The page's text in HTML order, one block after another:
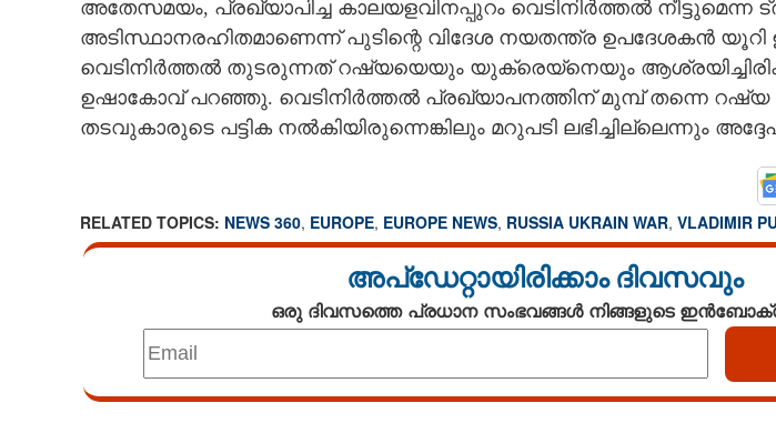
അതേസമയം, പ്രഖ്യാപിച്ച കാലയളവിനപ്പുറം വെടിനിർത്തൽ നീട്ടുമെന്ന
അടിസ്ഥാനരഹിതമാണെന്ന് പുടിന്റെ വിദേശ നയതന്ത്ര ഉപദേശകൻ
വെടിനിർത്തൽ തുടരുന്നത് റഷ്യയെയും യുക്രെയ്‌നെയും
ഉഷാകോവ് പറഞ്ഞു. വെടിനിർത്തൽ പ്രഖ്യാപനത്തിന് മുമ്പ് തന്നെ
തടവുകാരുടെ പട്ടിക നൽകിയിരുന്നെങ്കിലും മറുപടി ലഭിച്ചില്ലെന്നും
RELATED TOPICS: NEWS 360, EUROPE, EUROPE NEWS, RUSSIA UKRAIN WAR, VLADIMIR
അപ്ഡേറ്റായിരിക്കാം ദിവസവും
ഒരു ദിവസത്തെ പ്രധാന സംഭവങ്ങൾ നിങ്ങളുടെ